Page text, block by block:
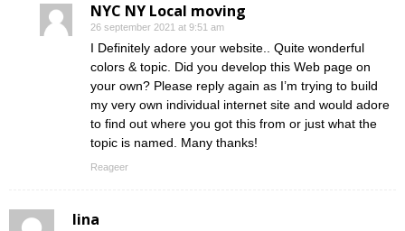
NYC NY Local moving
26 september 2021 at 9:51 am
I Definitely adore your website.. Quite wonderful
colors & topic. Did you develop this Web page on
your own? Please reply again as I’m trying to build
my very own individual internet site and would adore
to find out where you got this from or just what the
topic is named. Many thanks!
Reageer
lina